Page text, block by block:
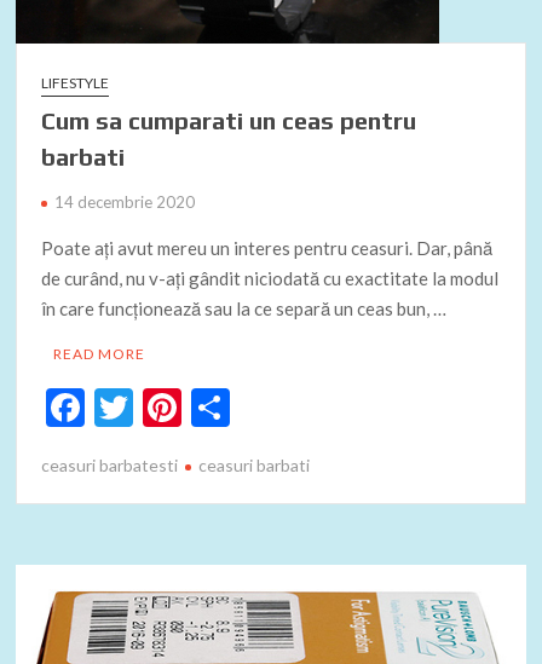
LIFESTYLE
Cum sa cumparati un ceas pentru
barbati
14 decembrie 2020
Poate ați avut mereu un interes pentru ceasuri. Dar, până
de curând, nu v-ați gândit niciodată cu exactitate la modul
în care funcționează sau la ce separă un ceas bun, …
READ MORE
F
e
o
o
k
T
itt
Pi
er
t
ta
az
ă
ceasuri barbatesti ceasuri barbati